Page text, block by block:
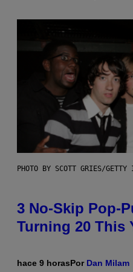
PHOTO BY SCOTT GRIES/GETTY
3 No-Skip Pop-
Turning 20 This
hace 9 horasPor Dan Milam